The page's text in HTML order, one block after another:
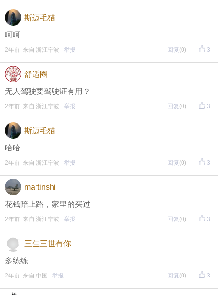
二、分享主题帖，阅读数达到5个即可领取红包！
（必须在手机客户端参与哦！请注意下方参与方式
↓ ）
面搜索下载
方式二 ：安卓系统已经上线，请大家在安卓应用市场
页面搜索下载
东方热线APP新版本功能具体可参见【
全新上线！这些新功能你了解吗？
】指南，点击链接打开，
即可查看 https://bbs.cnool.net/10733168.html
• 友情提醒
恶意灌水/答非所问，视为无效
未在规定时间内回复，视为无效
斯迈毛猫
呵呵
3
2年前 来自 浙江宁波 举报 回复 (0)
舒适圈
无人驾驶要驾驶证有用？
3
2年前 来自 浙江宁波 举报 回复 (0)
斯迈毛猫
哈哈
3
2年前 来自 浙江宁波 举报 回复 (0)
martinshi
花钱陪上路，家里的买过
3
2年前 来自 浙江宁波 举报 回复 (0)
三生三世有你
多练练
3
2年前 来自 中国 举报 回复 (0)